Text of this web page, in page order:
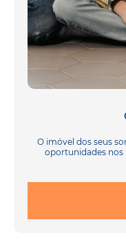
O imóvel dos seus
oportunidades nos